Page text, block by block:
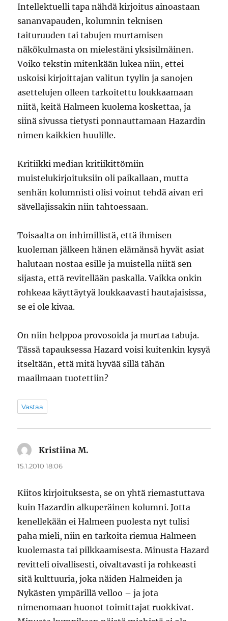
Intellektuelli tapa nähdä kirjoitus ainoastaan
sananvapauden, kolumnin teknisen
taituruuden tai tabujen murtamisen
näkökulmasta on mielestäni yksisilmäinen.
Voiko tekstin mitenkään lukea niin, ettei
uskoisi kirjoittajan valitun tyylin ja sanojen
asettelujen olleen tarkoitettu loukkaamaan
niitä, keitä Halmeen kuolema koskettaa, ja
siinä sivussa tietysti ponnauttamaan Hazardin
nimen kaikkien huulille.
Kritiikki median kritiikittömiin
muistelukirjoituksiin oli paikallaan, mutta
senhän kolumnisti olisi voinut tehdä aivan eri
sävellajissakin niin tahtoessaan.
Toisaalta on inhimillistä, että ihmisen
kuoleman jälkeen hänen elämänsä hyvät asiat
halutaan nostaa esille ja muistella niitä sen
sijasta, että revitellään paskalla. Vaikka onkin
rohkeaa käyttäytyä loukkaavasti hautajaisissa,
se ei ole kivaa.
On niin helppoa provosoida ja murtaa tabuja.
Tässä tapauksessa Hazard voisi kuitenkin kysyä
itseltään, että mitä hyvää sillä tähän
maailmaan tuotettiin?
Vastaa
Kristiina M.
15.1.2010 18:06
Kiitos kirjoituksesta, se on yhtä riemastuttava
kuin Hazardin alkuperäinen kolumni. Jotta
kenellekään ei Halmeen puolesta nyt tulisi
paha mieli, niin en tarkoita riemua Halmeen
kuolemasta tai pilkkaamisesta. Minusta Hazard
revitteli oivallisesti, oivaltavasti ja rohkeasti
sitä kulttuuria, joka näiden Halmeiden ja
Nykästen ympärillä velloo – ja jota
nimenomaan huonot toimittajat ruokkivat.